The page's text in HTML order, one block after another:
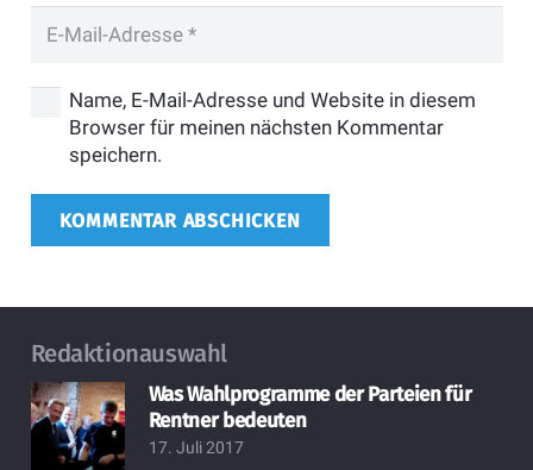
Name, E-Mail-Adresse und Website in diesem
Browser für meinen nächsten Kommentar
speichern.
KOMMENTAR ABSCHICKEN
Redaktionauswahl
Was Wahlprogramme der Parteien für
Rentner bedeuten
17. Juli 2017